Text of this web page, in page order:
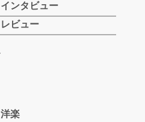
インタビュー
レビュー
洋楽